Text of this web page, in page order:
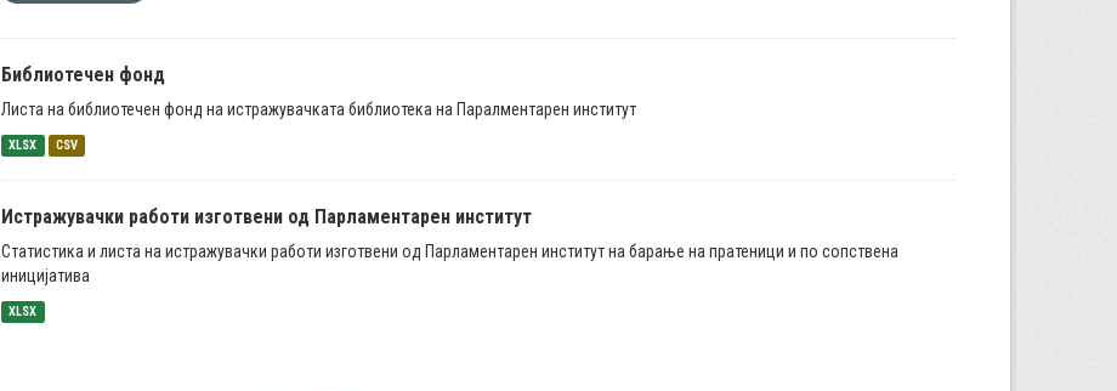
Библиотечен фонд
Листа на библиотечен фонд на истражувачката библиотека на Паралментарен институт
XLSX CSV
Истражувачки работи изготвени од Парламентарен институт
Статистика и листа на истражувачки работи изготвени од Парламентарен институт на барање на пратеници и по сопствена
иницијатива
XLSX